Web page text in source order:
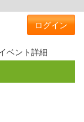
ログイン
ベント詳細